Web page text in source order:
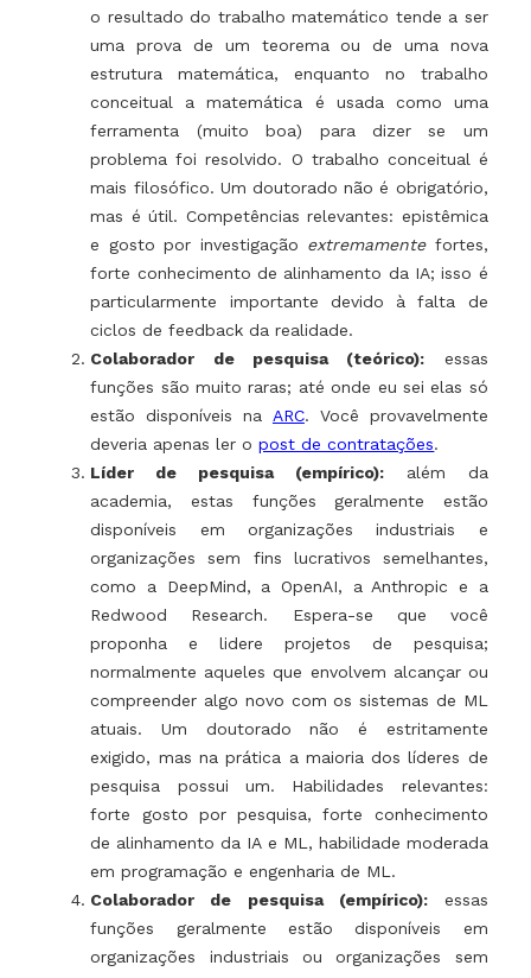
o resultado do trabalho matemático tende a ser
uma prova de um teorema ou de uma nova
estrutura matemática, enquanto no trabalho
conceitual a matemática é usada como uma
ferramenta (muito boa) para dizer se um
problema foi resolvido. O trabalho conceitual é
mais filosófico. Um doutorado não é obrigatório,
mas é útil. Competências relevantes: epistêmica
e gosto por investigação extremamentefortes,
forte conhecimento de alinhamento da IA; isso é
particularmente importante devido à falta de
ciclos de feedback da realidade.
Colaborador de pesquisa (teórico): essas
funções são muito raras; até onde eu sei elas só
estão disponíveis na ARC. Você provavelmente
deveria apenas ler opost de contratações.
Líder de pesquisa (empírico):além da
academia, estas funções geralmente estão
disponíveis em organizações industriais e
organizações sem fins lucrativos semelhantes,
como a DeepMind, a OpenAI, a Anthropic e a
Redwood Research. Espera-se que você
proponha e lidere projetos de pesquisa;
normalmente aqueles que envolvem alcançar ou
compreender algo novo com os sistemas de ML
atuais. Um doutorado não é estritamente
exigido, mas na prática a maioria dos líderes de
pesquisa possui um. Habilidades relevantes:
forte gosto por pesquisa, forte conhecimento
de alinhamento da IA e ML, habilidade moderada
em programação e engenharia de ML.
Colaborador de pesquisa (empírico):essas
funções geralmente estão disponíveis em
organizações industriais ou organizações sem